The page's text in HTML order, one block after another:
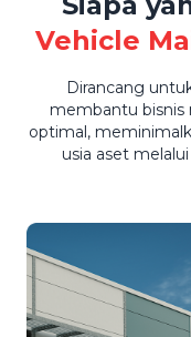
Vehicle
Dirancang
membantu bisnis
optimal,
usia aset